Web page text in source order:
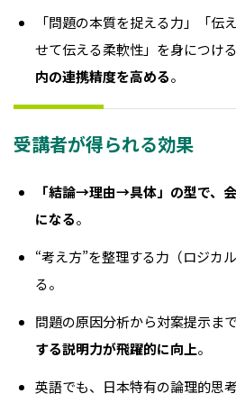
「問題の本質を捉える力」「伝
せて伝える柔軟性」を身につける
内の連携精度を高める。
受講者が得られる効果
「結論→理由→具体」の型で、
になる。
“考え方”を整理する力（ロジカ
る。
問題の原因分析から対案提示まで
する説明力が飛躍的に向上。
英語でも、日本特有の論理的思